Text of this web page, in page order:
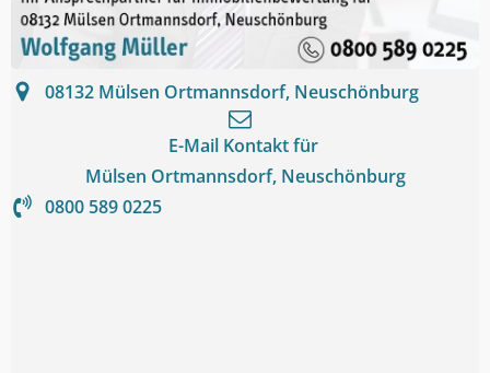
08132 Mülsen Ortmannsdorf, Neuschönburg
E-Mail Kontakt für
Mülsen Ortmannsdorf, Neuschönburg
0800 589 0225